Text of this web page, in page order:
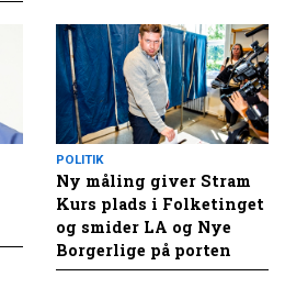
POLITIK
Ny måling giver Stram
Kurs plads i Folketinget
og smider LA og Nye
Borgerlige på porten